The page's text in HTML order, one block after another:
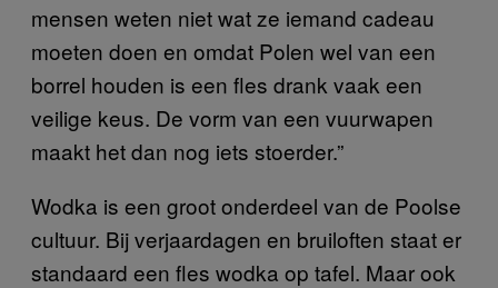
mensen weten niet wat ze iemand cadeau
moeten doen en omdat Polen wel van een
borrel houden is een fles drank vaak een
veilige keus. De vorm van een vuurwapen
maakt het dan nog iets stoerder.”
Wodka is een groot onderdeel van de Poolse
cultuur. Bij verjaardagen en bruiloften staat er
standaard een fles wodka op tafel. Maar ook